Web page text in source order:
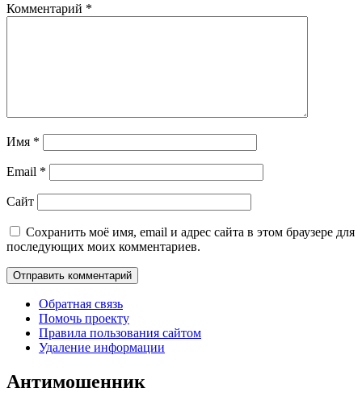
Комментарий *
Имя *
Email *
Сайт
Сохранить моё имя, email и адрес сайта в этом браузере для
последующих моих комментариев.
Обратная связь
Помочь проекту
Правила пользования сайтом
Удаление информации
Антимошенник